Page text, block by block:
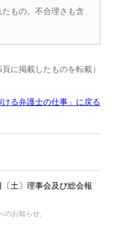
もの。不合理さも含
に掲載したものを転載）
ける弁護士の仕事」に戻る
土〕理事会及び総会報
のお知らせ